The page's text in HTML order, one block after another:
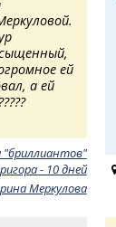
ей
а ей
"бриллиантов"
- 10 дней
Меркулова